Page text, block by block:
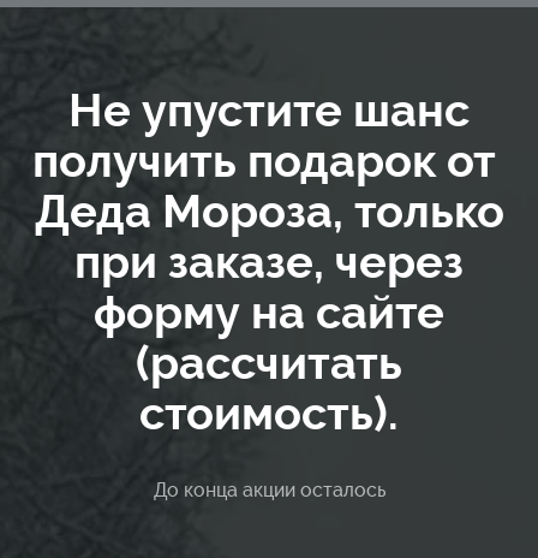
Не упустите шанс
получить подарок от
Деда Мороза, только
при заказе, через
форму на сайте
(рассчитать
стоимость).
До конца акции осталось